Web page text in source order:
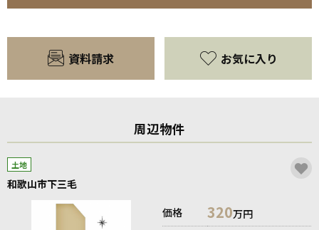
資料請求 お気に入り
周辺物件
土地
和歌山市下三毛
価格
320万円